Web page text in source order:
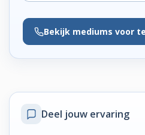
Bekijk mediums voor
Deel jouw ervaring